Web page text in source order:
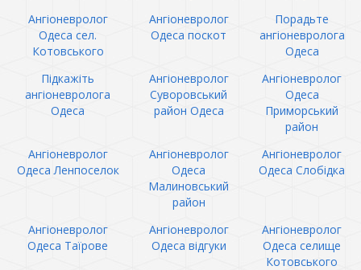
Ангіоневролог
Одеса сел.
Котовського
Ангіоневролог
Одеса поскот
Порадьте
ангіоневролога
Одеса
Підкажіть
ангіоневролога
Одеса
Ангіоневролог
Суворовський
район Одеса
Ангіоневролог
Одеса
Приморський
район
Ангіоневролог
Одеса Ленпоселок
Ангіоневролог
Одеса
Малиновський
район
Ангіоневролог
Одеса Слобідка
Ангіоневролог
Одеса Таїрове
Ангіоневролог
Одеса відгуки
Ангіоневролог
Одеса селище
Котовського